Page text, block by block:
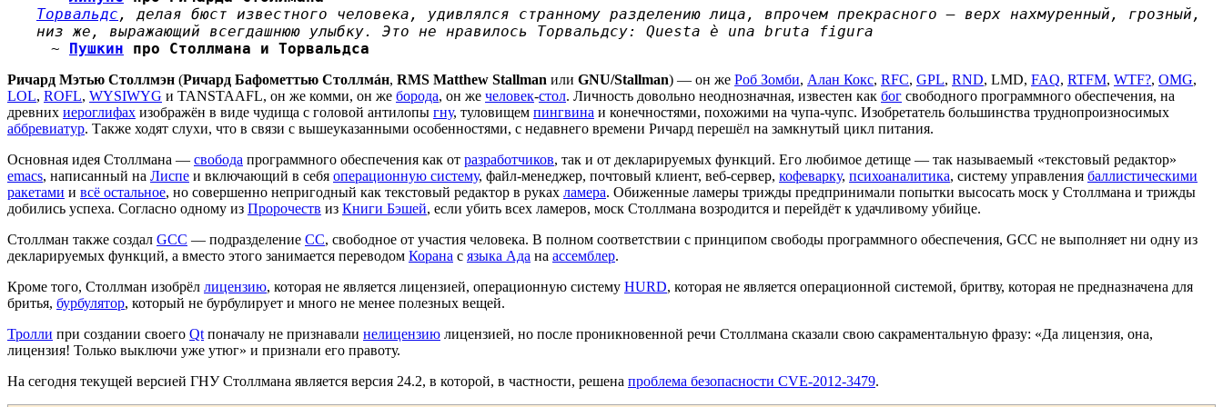
Торвальдс , делая бюст известного человека, удивлялся странному разделению лица, впрочем прекрасного — верх нахмуренный, грозный,
низ же, выражающий всегдашнюю улыбку. Это не нравилось Торвальдсу: Questa è una bruta figura
~ Пушкин про Столлмана и Торвальдса
Ричард Мэтью Столлмэн (Ричард Бафометтью Столлмáн, RMS Matthew Stallman или GNU/Stallman) — он же Роб Зомби, Алан Кокс, RFC, GPL, RND, LMD, FAQ, RTFM, WTF?, OMG,
LOL, ROFL, WYSIWYG и TANSTAAFL, он же комми, он же борода, он же человек-стол. Личность довольно неоднозначная, известен как бог свободного программного обеспечения, на
древних иероглифах изображён в виде чудища с головой антилопы гну, туловищем пингвина и конечностями, похожими на чупа-чупс. Изобретатель большинства труднопроизносимых
аббревиатур. Также ходят слухи, что в связи с вышеуказанными особенностями, с недавнего времени Ричард перешёл на замкнутый цикл питания.
Основная идея Столлмана — свобода программного обеспечения как от разработчиков, так и от декларируемых функций. Его любимое детище — так называемый «текстовый редактор»
emacs, написанный на Лиспе и включающий в себя операционную систему, файл-менеджер, почтовый клиент, веб-сервер, кофеварку, психоаналитика, систему управления баллистическими
ракетами и всё остальное, но совершенно непригодный как текстовый редактор в руках ламера. Обиженные ламеры трижды предпринимали попытки высосать моск у Столлмана и трижды
добились успеха. Согласно одному из Пророчеств из Книги Бэшей, если убить всех ламеров, моск Столлмана возродится и перейдёт к удачливому убийце.
Столлман также создал GCC — подразделение СС, свободное от участия человека. В полном соответствии с принципом свободы программного обеспечения, GCC не выполняет ни одну из
декларируемых функций, а вместо этого занимается переводом Корана с языка Ада на ассемблер.
Кроме того, Столлман изобрёл лицензию, которая не является лицензией, операционную систему HURD, которая не является операционной системой, бритву, которая не предназначена для
бритья, бурбулятор, который не бурбулирует и много не менее полезных вещей.
Тролли при создании своего Qt поначалу не признавали нелицензию лицензией, но после проникновенной речи Столлмана сказали свою сакраментальную фразу: «Да лицензия, она,
лицензия! Только выключи уже утюг» и признали его правоту.
На сегодня текущей версией ГНУ Столлмана является версия 24.2, в которой, в частности, решена проблема безопасности CVE-2012-3479.